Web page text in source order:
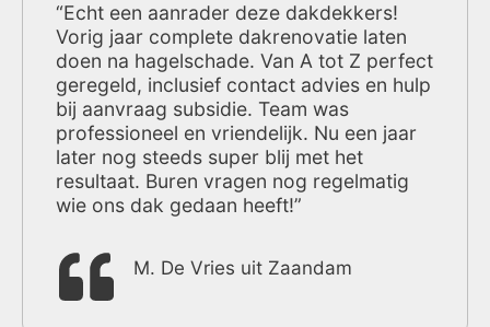
“Echt een aanrader deze dakdekkers!
Vorig jaar complete dakrenovatie laten
doen na hagelschade. Van A tot Z perfect
geregeld, inclusief contact advies en hulp
bij aanvraag subsidie. Team was
professioneel en vriendelijk. Nu een jaar
later nog steeds super blij met het
resultaat. Buren vragen nog regelmatig
wie ons dak gedaan heeft!”
M. De Vries uit Zaandam